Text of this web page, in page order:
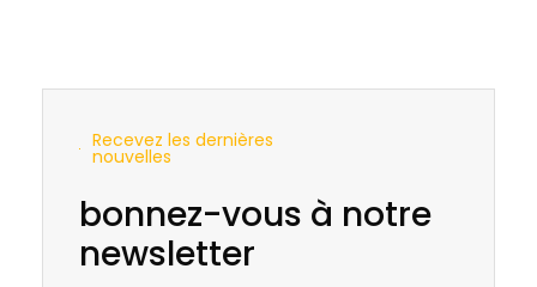
Recevez les dernières
nouvelles
bonnez-vous à notre
newsletter